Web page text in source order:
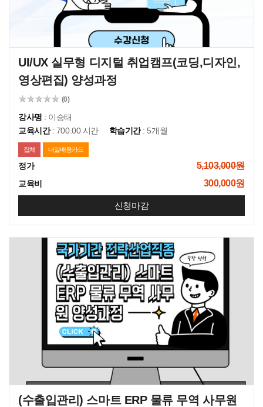
UI/UX 실무형 디지털 취업캠프(코딩,디자인,
영상편집) 양성과정
(0)
강사명 : 이승태
교육시간: 700.00 시간 학습기간: 5개월
집체 내일배움카드
정가 5,103,000원
교육비 300,000원
신청마감
(수출입관리) 스마트 ERP 물류 무역 사무원